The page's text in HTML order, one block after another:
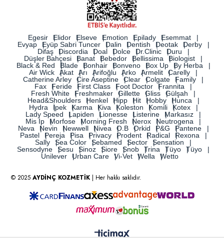
Egesir Elidor Elseve Emotion Epilady
Esemmat
Evyap
Eyüp Sabri Tuncer Dalin Dentish Deotak
Derby
Difaş
Discordia Doal Dolce Dr.Clinic
Duru
Düşler Bahçesi
Banat Bebedor Bellissima
Biologist
Black & Red
Blade Bonhair Bonveno Box Up
By Herba
Air Wick
Akat Arı Arifoğlu Arko Armelit
Carelly
Catherine Arley
Cire Aseptine Clear Colgate
Family
Fax
Feride First Class Foot Doctor
Frannita
Fresh White
Freshmaker Gillette Gliss
Gülşah
Head&Shoulders
Henkel Hipp Hit Hobby
Hunca
Hydra
İpek Karma Kiva Koleston Komili
Kotex
Lady Speed
Lapiden Lionesse Listerine
Markasız
Mis İp
Morfose Morning Fresh Nerox
Neutrogena
Neva
Nevin Newwell Nivea O.B Orkid P&G
Pantene
Pastel
Pereja Pisa Privacy Prodent Radical
Rexona
Sally
Sea Color Sebamed Sector
Sensation
Sensodyne
Sesu Sinoz Siore Snob Trina Tüyo
Tüyo
Unilever
Urban Care Vi-Vet Wella Wetto
© 2025AYDİNÇ KOZMETİK | Her hakkı saklıdır.